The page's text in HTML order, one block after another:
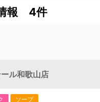
報 4件
ル和歌山店
ソープ